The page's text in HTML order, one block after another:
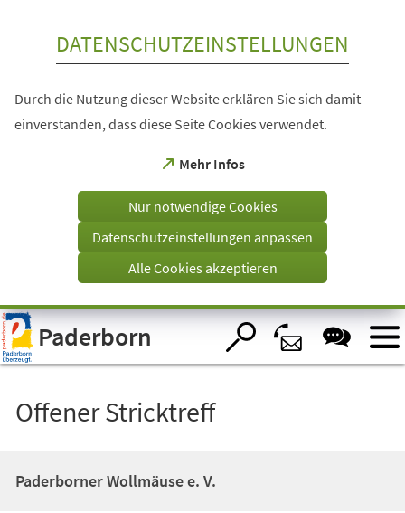
Visuelle
Assistenzsoftware
öffnen.
DATENSCHUTZEINSTELLUNGEN
Durch die Nutzung dieser Website erklären Sie sich damit
einverstanden, dass diese Seite Cookies verwendet.
Mehr Infos
(Öffnet
einem
Tab)
Nur notwendige Cookies
Datenschutzeinstellungen anpassen
Alle Cookies akzeptieren
Paderborn
Offener Stricktreff
Paderborner Wollmäuse e. V.